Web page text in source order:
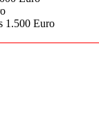
1.500 Euro